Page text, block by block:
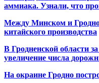
аммиака. Узнали, что
Между Минском и Гродно
китайского производства
В Гродненской области
увеличение числа
На окраине Гродно